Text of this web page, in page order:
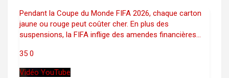
Pendant la Coupe du Monde FIFA 2026, chaque carton
jaune ou rouge peut coûter cher. En plus des
suspensions, la FIFA inflige des amendes financières...
35 0
Vidéo YouTube